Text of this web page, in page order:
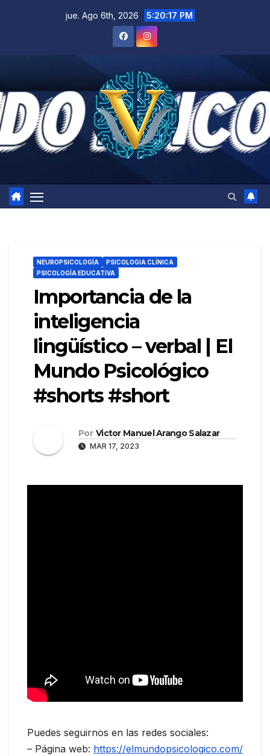
jue. Ago 6th, 2026 5:20:18 PM
NEUROPSICOLOGÍA
PSICOLOGIA CLÍNICA
PSICOLOGÍA EDUCATIVA
Importancia de la
inteligencia
lingüístico – verbal | El
Mundo Psicológico
#shorts #short
Por Victor Manuel Arango Salazar
MAR 17, 2023
Puedes seguirnos en las redes sociales:
– Página web: https://elmundopsicologico.com/